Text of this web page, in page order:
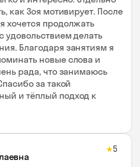
как Зоя мотивирует. После
хочется продолжать
удовольствием делать
Благодаря занятиям я
новые слова и
рада, что занимаюсь
за такой
и тёплый подход к
★5